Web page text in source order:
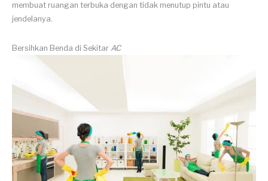
membuat ruangan terbuka dengan tidak menutup pintu atau
jendelanya.
Bersihkan Benda di Sekitar AC